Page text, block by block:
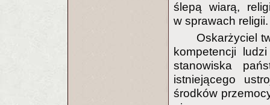
ślepą wiarą,
w sprawach religii.
Oskarżyciel
kompetencji
stanowiska
istniejącego
środków